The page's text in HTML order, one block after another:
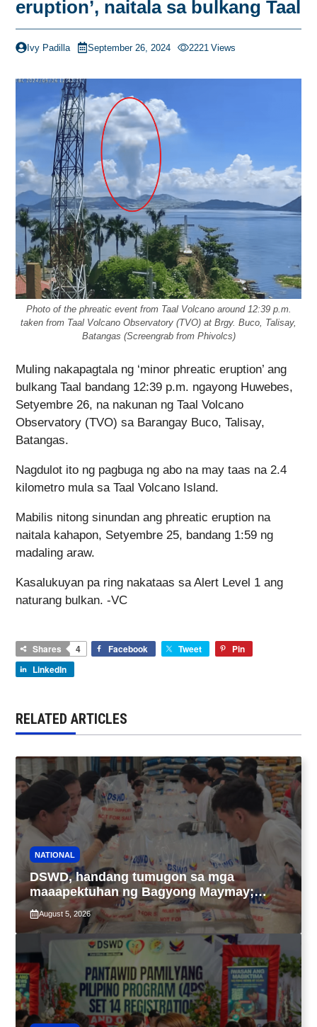
eruption’, naitala sa bulkang Taal
Ivy Padilla September 26, 2024 2221 Views
Photo of the phreatic event from Taal Volcano around 12:39 p.m.
taken from Taal Volcano Observatory (TVO) at Brgy. Buco, Talisay,
Batangas (Screengrab from Phivolcs)
Muling nakapagtala ng ‘minor phreatic eruption’ ang
bulkang Taal bandang 12:39 p.m. ngayong Huwebes,
Setyembre 26, na nakunan ng Taal Volcano
Observatory (TVO) sa Barangay Buco, Talisay,
Batangas.
Nagdulot ito ng pagbuga ng abo na may taas na 2.4
kilometro mula sa Taal Volcano Island.
Mabilis nitong sinundan ang phreatic eruption na
naitala kahapon, Setyembre 25, bandang 1:59 ng
madaling araw.
Kasalukuyan pa ring nakataas sa Alert Level 1 ang
naturang bulkan. -VC
Shares 4 Facebook Tweet
Pin
LinkedIn
RELATED ARTICLES
NATIONAL
DSWD, handang tumugon sa mga
maaapektuhan ng Bagyong Maymay;
araw-araw na paggawa ng FFPs, tiniyak
August 5, 2026